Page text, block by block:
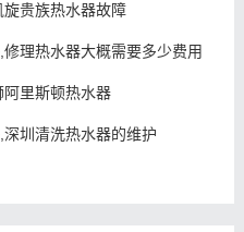
贵族热水器故障
理热水器大概需要多少费用
里斯顿热水器
圳清洗热水器的维护